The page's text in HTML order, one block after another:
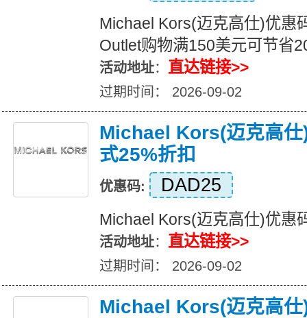
Michael Kors(迈克高仕)优惠
Outlet购物满150美元可节省
活动地址： 直达链接>>
过期时间： 2026-09-02
Michael Kors(迈克高仕
式25%折扣
优惠码: DAD25
Michael Kors(迈克高仕)优惠
活动地址： 直达链接>>
过期时间： 2026-09-02
Michael Kors(迈克高仕